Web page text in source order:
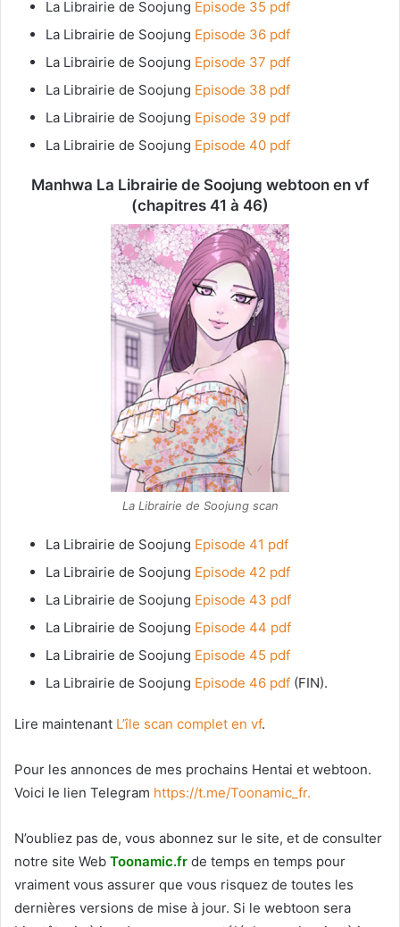
La Librairie de Soojung Episode 35 pdf
La Librairie de Soojung Episode 36 pdf
La Librairie de Soojung Episode 37 pdf
La Librairie de Soojung Episode 38 pdf
La Librairie de Soojung Episode 39 pdf
La Librairie de Soojung Episode 40 pdf
Manhwa La Librairie de Soojung webtoon en vf
(chapitres 41 à 46)
La Librairie de Soojung scan
La Librairie de Soojung Episode 41 pdf
La Librairie de Soojung Episode 42 pdf
La Librairie de Soojung Episode 43 pdf
La Librairie de Soojung Episode 44 pdf
La Librairie de Soojung Episode 45 pdf
La Librairie de Soojung Episode 46 pdf (FIN).
Lire maintenant L’île scan complet en vf.
Pour les annonces de mes prochains Hentai et webtoon.
Voici le lien Telegram https://t.me/Toonamic_fr.
N’oubliez pas de, vous abonnez sur le site, et de consulter
notre site Web Toonamic.fr de temps en temps pour
vraiment vous assurer que vous risquez de toutes les
dernières versions de mise à jour. Si le webtoon sera